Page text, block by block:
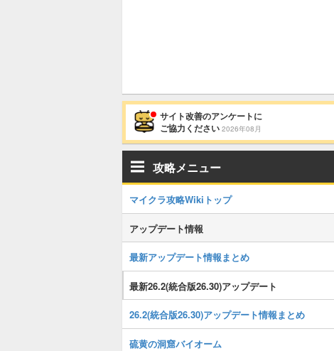
サイト改善のアンケートに
ご協力ください 2026年08月
攻略メニュー
マイクラ攻略Wikiトップ
アップデート情報
最新アップデート情報まとめ
最新26.2(統合版26.30)アップデート
26.2(統合版26.30)アップデート情報まとめ
硫黄の洞窟バイオーム